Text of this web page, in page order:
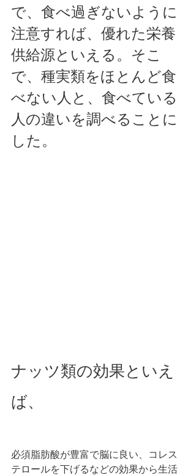
で、食べ過ぎないように
注意すれば、優れた栄養
供給源といえる。そこ
で、種実類をほとんど食
べない人と、食べている
人の違いを調べることに
した。
ナッツ類の効果といえ
ば、
必須脂肪酸が豊富で脳に良い、コレス
テロールを下げるなどの効果から生活